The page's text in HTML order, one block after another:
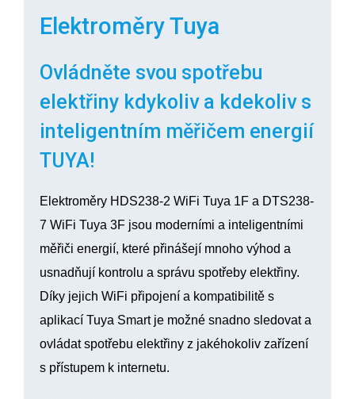
Elektroměry Tuya
Ovládněte svou spotřebu
elektřiny kdykoliv a kdekoliv s
inteligentním měřičem energií
TUYA!
Elektroměry HDS238-2 WiFi Tuya 1F a DTS238-
7 WiFi Tuya 3F jsou moderními a inteligentními
měřiči energií, které přinášejí mnoho výhod a
usnadňují kontrolu a správu spotřeby elektřiny.
Díky jejich WiFi připojení a kompatibilitě s
aplikací Tuya Smart je možné snadno sledovat a
ovládat spotřebu elektřiny z jakéhokoliv zařízení
s přístupem k internetu.